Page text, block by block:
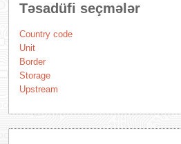
Təsadüfi seçmələr
Country code
Unit
Border
Storage
Upstream